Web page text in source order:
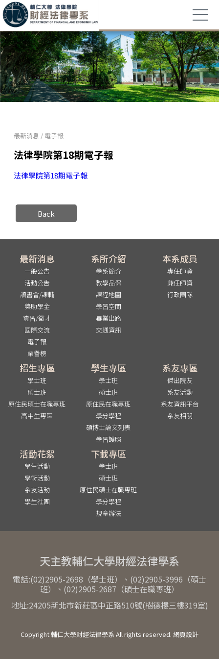
最新消息 / 電子報
法律學院第18期電子報
法律學院第18期電子報
Back
最新消息
一般公告
活動公告
讀書會/課輔
獎助學金
實習/徵才
國際交流
電子報
榮譽榜
系所介紹
學系簡介
教學品保
課程地圖
學習空間
畢業出路
交通資訊
本系成員
專任師資
兼任師資
行政團隊
招生專區
學士班
碩士班
原住民碩士在職專班
高中生專區
學生專區
學士班
碩士班
原住民在職專班
學分學程
碩博士論文列表
學習護照
系友專區
傑出院友
系友活動
系友資訊平台
系友相關
活動花絮
學生活動
學術活動
系友活動
學生社團
下載專區
學士班
碩士班
原住民碩士在職專班
學分學程
規章辦法
天主教輔仁大學財經法律學系
電話:(02)2905-2698（學士班）、(02)2905-3996（碩士
班）、(02)2905-2687（碩士在職專班）
地址:24205新北市新莊區中正路510號(樹德樓三樓319室)
Copyright 輔仁大學財經法律學系 All rights reserved. 網頁設計